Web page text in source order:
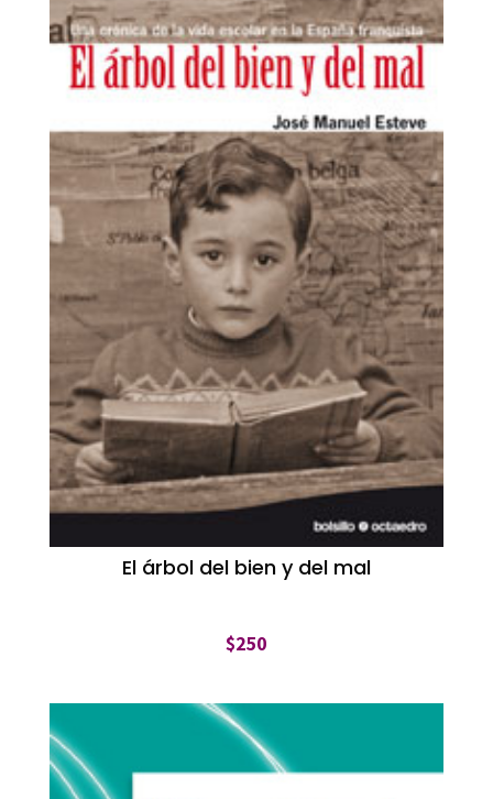
El árbol del bien y del mal
$250